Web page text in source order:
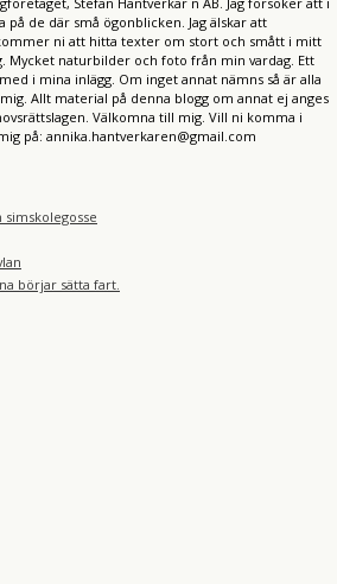
på de där små ögonblicken. Jag älskar att
ni att hitta texter om stort och smått i mitt
Mycket naturbilder och foto från min vardag. Ett
i mina inlägg. Om inget annat nämns så är alla
Allt material på denna blogg om annat ej anges
Välkomna till mig. Vill ni komma i
på: annika.hantverkaren@gmail.com
börjar sätta fart.